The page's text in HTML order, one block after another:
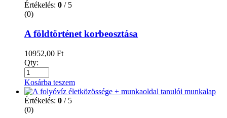
Értékelés: 0 / 5
(0)
A földtörténet korbeosztása
10952,00 Ft
Qty:
Kosárba teszem
Értékelés: 0 / 5
(0)